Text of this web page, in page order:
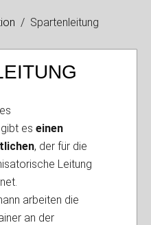
Spartenleitung
es einen
, der für die
Leitung
arbeiten die
an der